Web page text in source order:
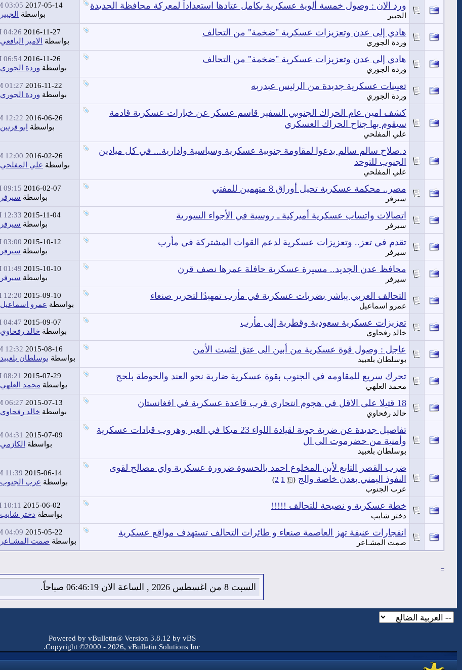
ورد الان : وصول خمسة ألوية عسكرية بكامل عتادها استعداداً لمعركة محافظة الحديدة
الجبير
2017-05-14
03:05 AM
بواسطة
الجبير
هادي إلى عدن وتعزيزات عسكرية "ضخمة" من التحالف
وردة الجوري
2016-11-27
04:26 PM
بواسطة
الامير اليافعي
هادي إلى عدن وتعزيزات عسكرية "ضخمة" من التحالف
وردة الجوري
2016-11-26
06:54 PM
بواسطة وردة الجوري
تعيينات عسكرية جديدة من الرئيس عبدربه
وردة الجوري
2016-11-22
01:27 AM
بواسطة وردة الجوري
كشف امين عام الحراك الجنوبي السفير قاسم عسكر عن خيارات عسكرية قادمة
سيقوم بها جناح الحراك العسكري
علي المفلحي
2016-06-26
12:22 AM
بواسطة
ابو قرنين
د.صلاح سالم سالم يدعوا لمقاومة جنوبية عسكرية وسياسية وادارية... في كل ميادين
الجنوب للتوحد
علي المفلحي
2016-02-26
12:00 AM
بواسطة علي المفلحي
مصر.. محكمة عسكرية تحيل أوراق 8 متهمين للمفتي
سيرفر
2016-02-07
09:15 PM
بواسطة سيرفر
اتصالات واتساب عسكرية أميركية ـ روسية في الأجواء السورية
سيرفر
2015-11-04
12:33 PM
بواسطة سيرفر
تقدم في تعز.. وتعزيزات عسكرية لدعم القوات المشتركة في مأرب
سيرفر
2015-10-12
03:00 PM
بواسطة سيرفر
محافظ عدن الجديد.. مسيرة عسكرية حافلة عمرها نصف قرن
سيرفر
2015-10-10
01:49 PM
بواسطة سيرفر
التحالف العربي يباشر بضربات عسكرية في مأرب تمهيدًا لتحرير صنعاء
عمرو اسماعيل
2015-09-10
12:20 PM
بواسطة عمرو اسماعيل
تعزيزات عسكرية سعودية وقطرية إلى مأرب
خالد رفحاوي
2015-09-07
04:47 PM
بواسطة خالد رفحاوي
عاجل : وصول قوة عسكرية من أبين الى عتق لتثبيت الأمن
بوسلطان بلعبيد
2015-08-16
12:32 AM
بواسطة بوسلطان بلعبيد
تحرك سريع للمقاومه في الجنوب بقوة عسكرية ضاربة نحو العند والحوطة بلحج
محمد العلهي
2015-07-29
08:21 PM
بواسطة محمد العلهي
18 قتيلا على الاقل في هجوم انتحاري قرب قاعدة عسكرية في افغانستان
خالد رفحاوي
2015-07-13
06:27 AM
بواسطة خالد رفحاوي
تفاصيل جديدة عن ضربة جوية لقيادة اللواء 23 ميكا في العبر وهروب قيادات عسكرية
وأمنية من حضرموت الى ال
بوسلطان بلعبيد
2015-07-09
04:31 AM
بواسطة
الكازمي
ضرب القصر التابع لأبن المخلوع احمد بالحسوة ضرورة عسكرية واي مصالح لقوى
النفوذ اليمني بعدن خاصة والج (
1
2
)
عرب الجنوب
2015-06-14
11:39 AM
بواسطة عرب الجنوب
خطة عسكرية و نصيحة للتحالف !!!!!
دختر شايب
2015-06-02
10:11 PM
بواسطة دختر شايب
انفجارات عنيفة تهز العاصمة صنعاء و طائرات التحالف تستهدف مواقع عسكرية
صمت المشـاعر
2015-05-22
04:09 AM
بواسطة صمت المشـاعر
=
السبت 8 من اغسطس 2026 , الساعة الان 06:46:20 صباحاً.
Powered by vBulletin® Version 3.8.12 by vBS
Copyright ©2000 - 2026, vBulletin Solutions Inc.